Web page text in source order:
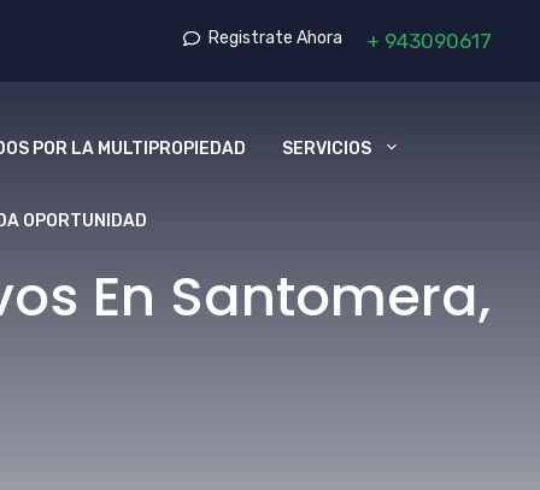
Registrate Ahora + 943090617
POR LA MULTIPROPIEDAD SERVICIOS
OPORTUNIDAD
En Santomera,